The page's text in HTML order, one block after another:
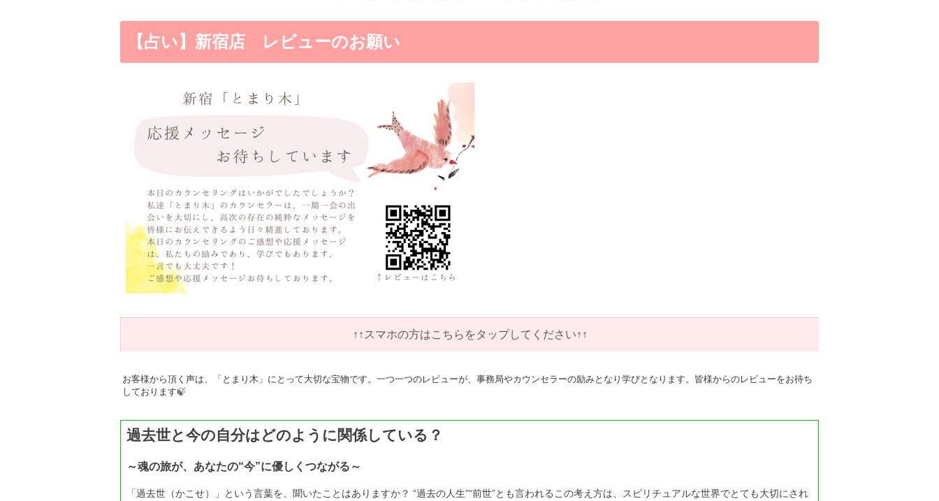
【占い】新宿店 レビューのお願い
↑↑スマホの方はこちらをタップしてください↑↑
お客様から頂く声は、「とまり木」にとって大切な宝物です。一つ一つのレビューが、事務局やカウンセラーの励みとなり学びとなります。皆様からのレビューをお待ち
しております🍃
過去世と今の自分はどのように関係している？
～魂の旅が、あなたの“今”に優しくつながる～
「過去世（かこせ）」という言葉を、聞いたことはありますか？ “過去の人生”“前世”とも言われるこの考え方は、スピリチュアルな世界でとても大切にされ